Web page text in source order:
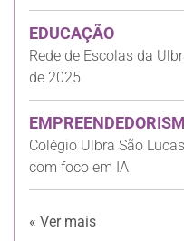
recreios
EDUCAÇÃO
Rede de Escolas da
de 2025
Colégio Ulbra São
com foco em IA